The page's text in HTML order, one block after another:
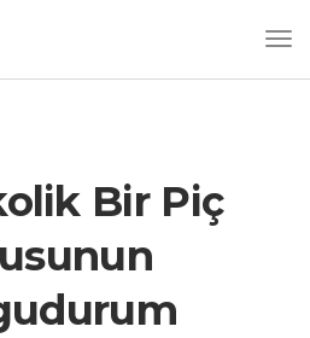
Bir Piç